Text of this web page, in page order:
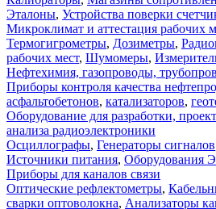
Эталоны, Устройства поверки
Микроклимат и аттестация рабочих
Термогигрометры, Дозиметры,
рабочих мест, Шумомеры,
Нефтехимия, газопроводы,
Приборы контроля качества
асфальтобетонов, катализаторов,
Оборудование для разработки,
анализа радиоэлектроники
Осциллографы, Генераторы сигналов
Источники питания, Оборудования
Приборы для каналов связи
Оптические рефлектометры,
сварки оптоволокна, Анализаторы